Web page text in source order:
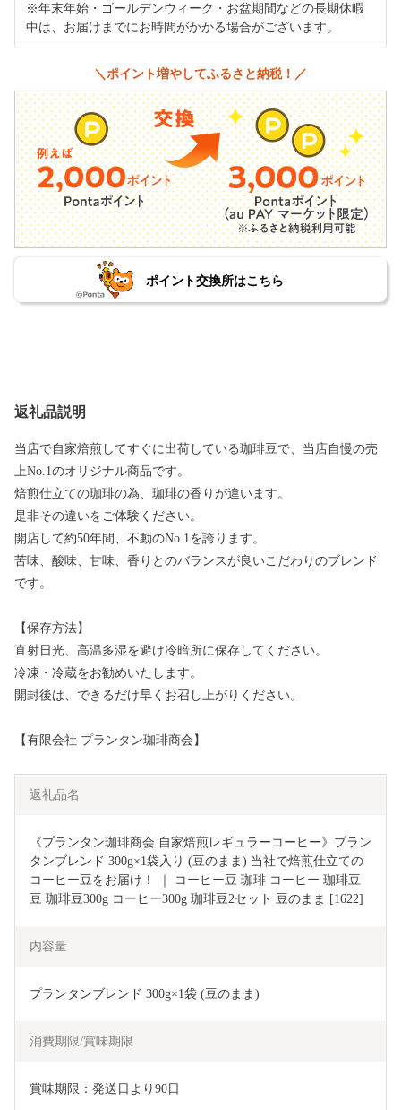
※年末年始・ゴールデンウィーク・お盆期間などの長期休暇
中は、お届けまでにお時間がかかる場合がございます。
＼ポイント増やしてふるさと納税！／
ポイント交換所はこちら
返礼品説明
当店で自家焙煎してすぐに出荷している珈琲豆で、当店自慢の売
上No.1のオリジナル商品です。
焙煎仕立ての珈琲の為、珈琲の香りが違います。
是非その違いをご体験ください。
開店して約50年間、不動のNo.1を誇ります。
苦味、酸味、甘味、香りとのバランスが良いこだわりのブレンド
です。
【保存方法】
直射日光、高温多湿を避け冷暗所に保存してください。
冷凍・冷蔵をお勧めいたします。
開封後は、できるだけ早くお召し上がりください。
【有限会社 プランタン珈琲商会】
返礼品名
《プランタン珈琲商会 自家焙煎レギュラーコーヒー》プラン
タンブレンド 300g×1袋入り (豆のまま) 当社で焙煎仕立ての
コーヒー豆をお届け！ ｜ コーヒー豆 珈琲 コーヒー 珈琲豆
豆 珈琲豆300g コーヒー300g 珈琲豆2セット 豆のまま [1622]
内容量
プランタンブレンド 300g×1袋 (豆のまま)
消費期限/賞味期限
賞味期限：発送日より90日